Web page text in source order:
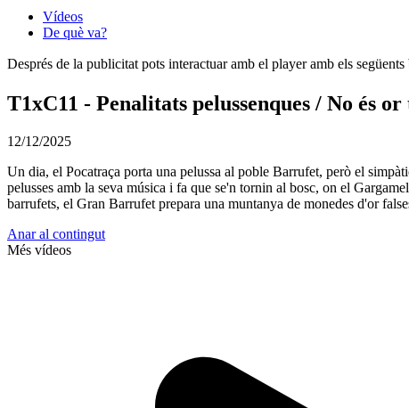
Vídeos
De què va?
Després de la publicitat pots interactuar amb el player amb els següents
T1xC11 - Penalitats pelussenques / No és
12/12/2025
Un dia, el Pocatraça porta una pelussa al poble Barrufet, però el
pelusses amb la seva música i fa que se'n tornin al bosc, on el
barrufets, el Gran Barrufet prepara una muntanya de monedes d'or
Anar al contingut
Més vídeos